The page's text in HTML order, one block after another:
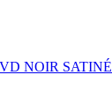
NOIR SATINÉ